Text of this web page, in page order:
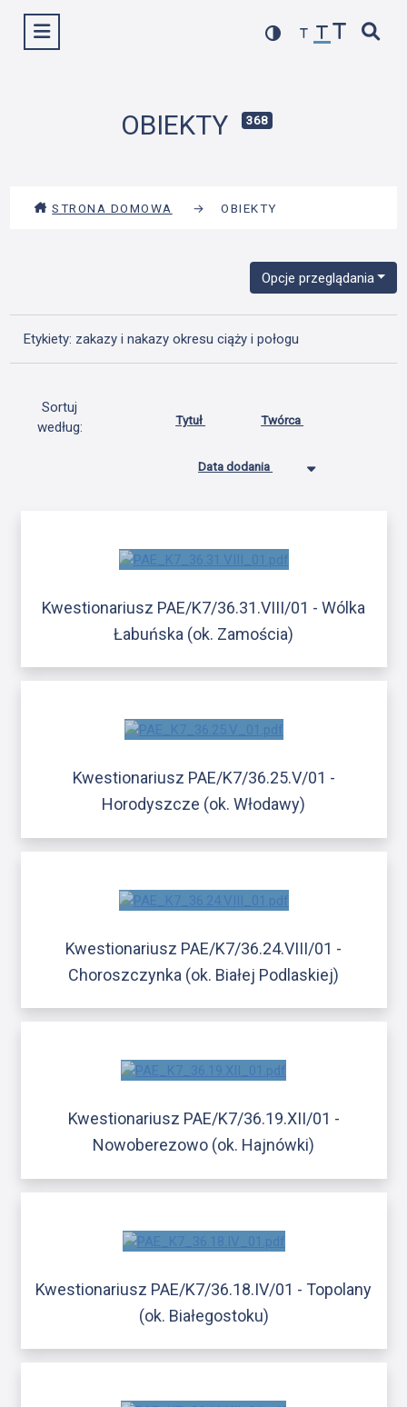
Wyświetl menu
OBIEKTY 368
STRONA DOMOWA → OBIEKTY
Opcje przeglądania
Etykiety: zakazy i nakazy okresu ciąży i połogu
Sortuj
według:
Tytuł Twórca
Data dodania
Kwestionariusz PAE/K7/36.31.VIII/01 - Wólka
Łabuńska (ok. Zamościa)
Kwestionariusz PAE/K7/36.25.V/01 -
Horodyszcze (ok. Włodawy)
Kwestionariusz PAE/K7/36.24.VIII/01 -
Choroszczynka (ok. Białej Podlaskiej)
Kwestionariusz PAE/K7/36.19.XII/01 -
Nowoberezowo (ok. Hajnówki)
Kwestionariusz PAE/K7/36.18.IV/01 - Topolany
(ok. Białegostoku)